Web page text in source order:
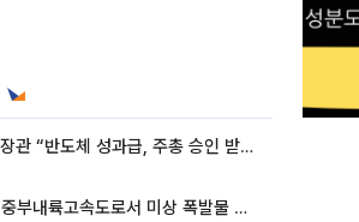
김정관 장관 “반도체 성과급, 주총 승인 받도록”…상법·자본시장법 개정 시사
중부내륙고속도로서 미상 폭발물 발견